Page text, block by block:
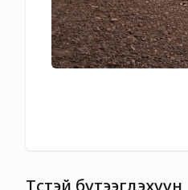
Төстэй бүтээгдэхүүн